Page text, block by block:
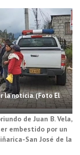
la noticia. (Foto El
de Juan B. Vela,
embestido por un
San José de la